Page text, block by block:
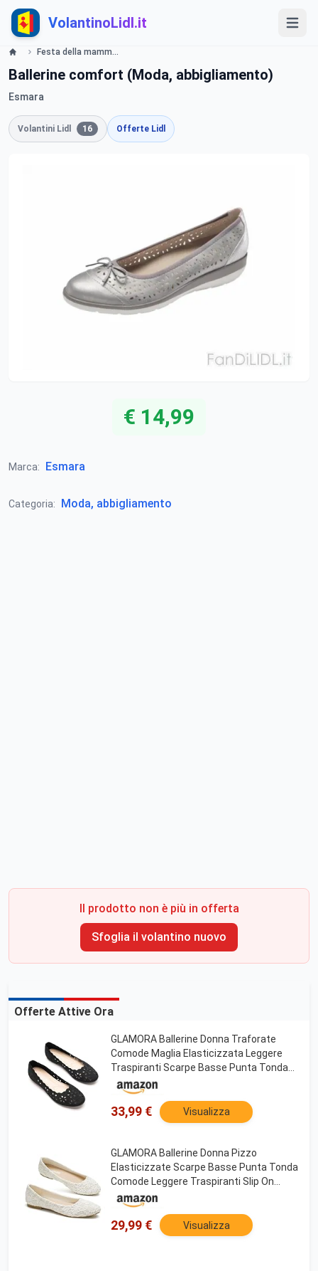
VolantinoLidl.it
Festa della mamma - LIDL Catalogue - Offerte valide dal 29 aprile 2019 Lidl
Ballerine comfort (Moda, abbigliamento)
Esmara
Volantini Lidl 16 Offerte Lidl
€ 14,99
Marca: Esmara
Categoria: Moda, abbigliamento
Il prodotto non è più in offerta
Sfoglia il volantino nuovo
Offerte Attive Ora
GLAMORA Ballerine Donna Traforate
Comode Maglia Elasticizzata Leggere
Traspiranti Scarpe Basse Punta Tonda
Slip On Suola Morbida Flessibile Comfort
Estive Eleganti Calzata Facile
33,99 € Visualizza
GLAMORA Ballerine Donna Pizzo
Elasticizzate Scarpe Basse Punta Tonda
Comode Leggere Traspiranti Slip On
Eleganti Cerimonia Matrimonio Suola
Morbida Flessibile Comfort
29,99 € Visualizza